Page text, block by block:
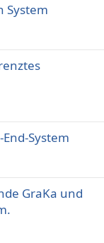
System
System
GraKa und